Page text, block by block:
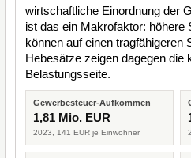
wirtschaftliche Einordnung der
ist das ein Makrofaktor: höhere
können auf einen tragfähigeren
Hebesätze zeigen dagegen die
Belastungsseite.
Gewerbesteuer-Aufkommen
1,81 Mio. EUR
2023, 141 EUR je Einwohner